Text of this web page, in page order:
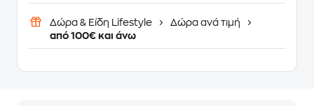
Δώρα & Είδη Lifestyle
Δώρα ανά τιμή
από 100€ και άνω